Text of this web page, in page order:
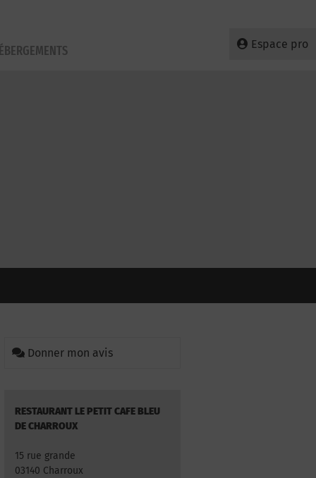
Espace pro
Donner mon avis
RESTAURANT LE PETIT CAFE BLEU
DE CHARROUX
15 rue grande
03140 Charroux